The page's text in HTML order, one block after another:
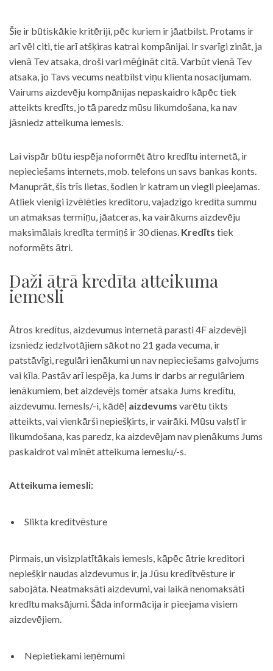
Šie ir būtiskākie kritēriji, pēc kuriem ir jāatbilst. Protams ir
arī vēl citi, tie arī atšķiras katrai kompānijai. Ir svarīgi zināt, ja
vienā Tev atsaka, droši vari mēģināt citā. Varbūt vienā Tev
atsaka, jo Tavs vecums neatbilst viņu klienta nosacījumam.
Vairums aizdevēju kompānijas nepaskaidro kāpēc tiek
atteikts kredīts, jo tā paredz mūsu likumdošana, ka nav
jāsniedz atteikuma iemesls.
Lai vispār būtu iespēja noformēt ātro kredītu internetā, ir
nepieciešams internets, mob. telefons un savs bankas konts.
Manuprāt, šīs trīs lietas, šodien ir katram un viegli pieejamas.
Atliek vienīgi izvēlēties kreditoru, vajadzīgo kredīta summu
un atmaksas termiņu, jāatceras, ka vairākums aizdevēju
maksimālais kredīta termiņš ir 30 dienas. Kredīts tiek
noformēts ātri.
Daži ātrā kredīta atteikuma
iemesli
Ātros kredītus, aizdevumus internetā parasti 4F aizdevēji
izsniedz iedzīvotājiem sākot no 21 gada vecuma, ir
patstāvīgi, regulāri ienākumi un nav nepieciešams galvojums
vai ķīla. Pastāv arī iespēja, ka Jums ir darbs ar regulāriem
ienākumiem, bet aizdevējs tomēr atsaka Jums kredītu,
aizdevumu. Iemesls/-i, kādēļ aizdevums varētu tikts
atteikts, vai vienkārši nepiešķirts, ir vairāki. Mūsu valstī ir
likumdošana, kas paredz, ka aizdevējam nav pienākums Jums
paskaidrot vai minēt atteikuma iemeslu/-s.
Atteikuma iemesli:
Slikta kredītvēsture
Pirmais, un visizplatītākais iemesls, kāpēc ātrie kreditori
nepiešķir naudas aizdevumus ir, ja Jūsu kredītvēsture ir
sabojāta. Neatmaksāti aizdevumi, vai laikā nenomaksāti
kredītu maksājumi. Šāda informācija ir pieejama visiem
aizdevējiem.
Nepietiekami ieņēmumi